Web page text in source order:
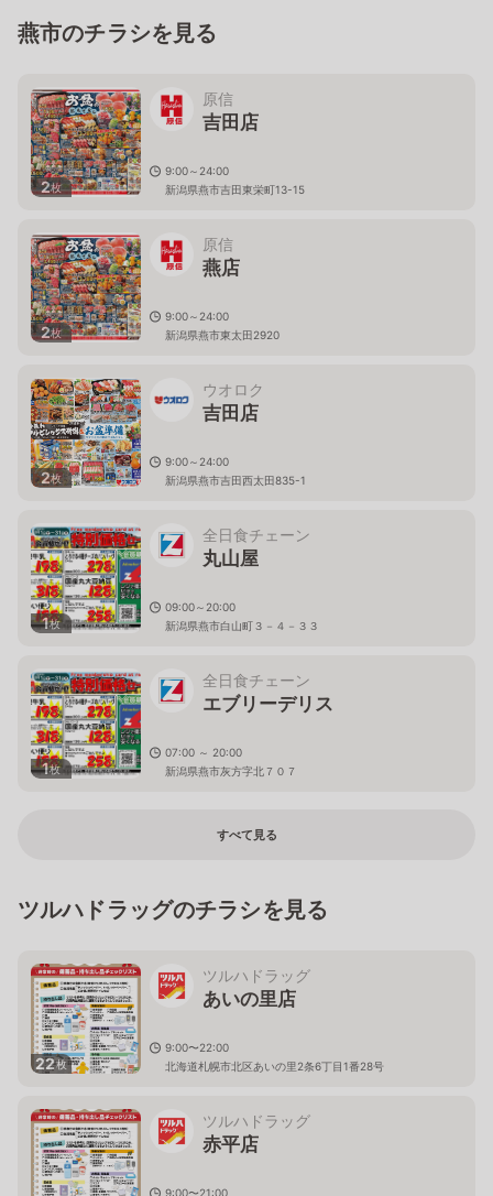
燕市のチラシを見る
2枚
原信
吉田店
9:00～24:00
新潟県燕市吉田東栄町13-15
2枚
原信
燕店
9:00～24:00
新潟県燕市東太田2920
2枚
ウオロク
吉田店
9:00～24:00
新潟県燕市吉田西太田835-1
1枚
全日食チェーン
丸山屋
09:00～20:00
新潟県燕市白山町３－４－３３
1枚
全日食チェーン
エブリーデリス
07:00 ～ 20:00
新潟県燕市灰方字北７０７
すべて見る
ツルハドラッグのチラシを見る
22枚
ツルハドラッグ
あいの里店
9:00〜22:00
北海道札幌市北区あいの里2条6丁目1番28号
ツルハドラッグ
赤平店
9:00〜21:00